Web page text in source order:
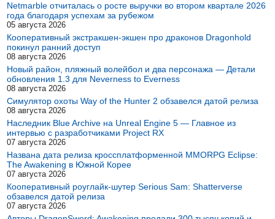
Netmarble отчиталась о росте выручки во втором квартале 2026
года благодаря успехам за рубежом
05 августа 2026
Кооперативный экстракшен-экшен про драконов Dragonhold
покинул ранний доступ
08 августа 2026
Новый район, пляжный волейбол и два персонажа — Детали
обновления 1.3 для Neverness to Everness
08 августа 2026
Симулятор охоты Way of the Hunter 2 обзавелся датой релиза
08 августа 2026
Наследник Blue Archive на Unreal Engine 5 — Главное из
интервью с разработчиками Project RX
07 августа 2026
Названа дата релиза кроссплатформенной MMORPG Eclipse:
The Awakening в Южной Корее
07 августа 2026
Кооперативный роуглайк-шутер Serious Sam: Shatterverse
обзавелся датой релиза
07 августа 2026